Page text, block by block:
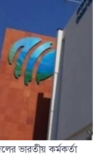
ভারতীয় কর্মকর্তা